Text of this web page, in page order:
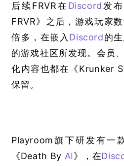
后续FRVR在 Discord 发
FRVR》之后，游戏玩家
倍多，在嵌入 Discord的
的游戏社区所发现。会员
化内容也都在《Krunker
保留。
Playroom旗下研发有一
《Death By AI》，在